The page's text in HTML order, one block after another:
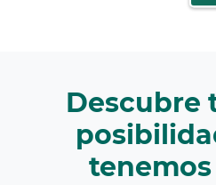
Descubre